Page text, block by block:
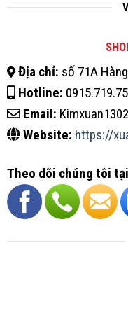
Địa chỉ: số 71A
Hotline:
Email:
Website: https://
Theo dõi chúng tôi